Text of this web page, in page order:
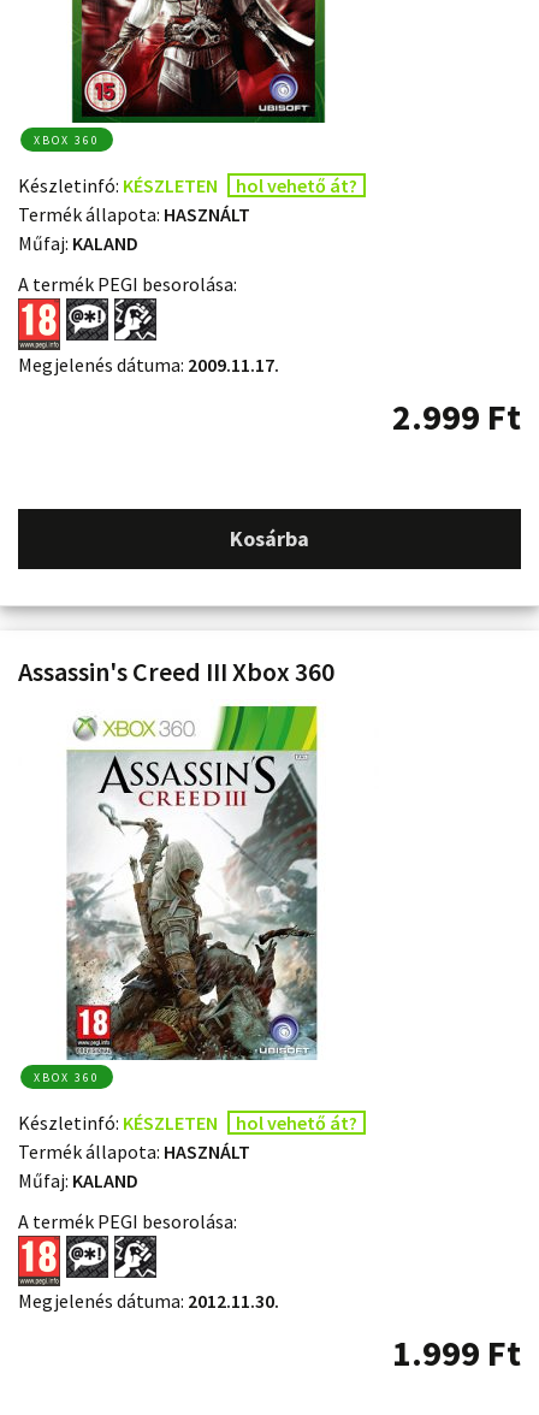
XBOX 360
Készletinfó: KÉSZLETEN
hol vehető át?
Termék állapota: HASZNÁLT
Műfaj: KALAND
A termék PEGI besorolása:
Megjelenés dátuma: 2009.11.17.
2.999 Ft
Kosárba
Assassin's Creed III Xbox 360
XBOX 360
Készletinfó: KÉSZLETEN
hol vehető át?
Termék állapota: HASZNÁLT
Műfaj: KALAND
A termék PEGI besorolása:
Megjelenés dátuma: 2012.11.30.
1.999 Ft